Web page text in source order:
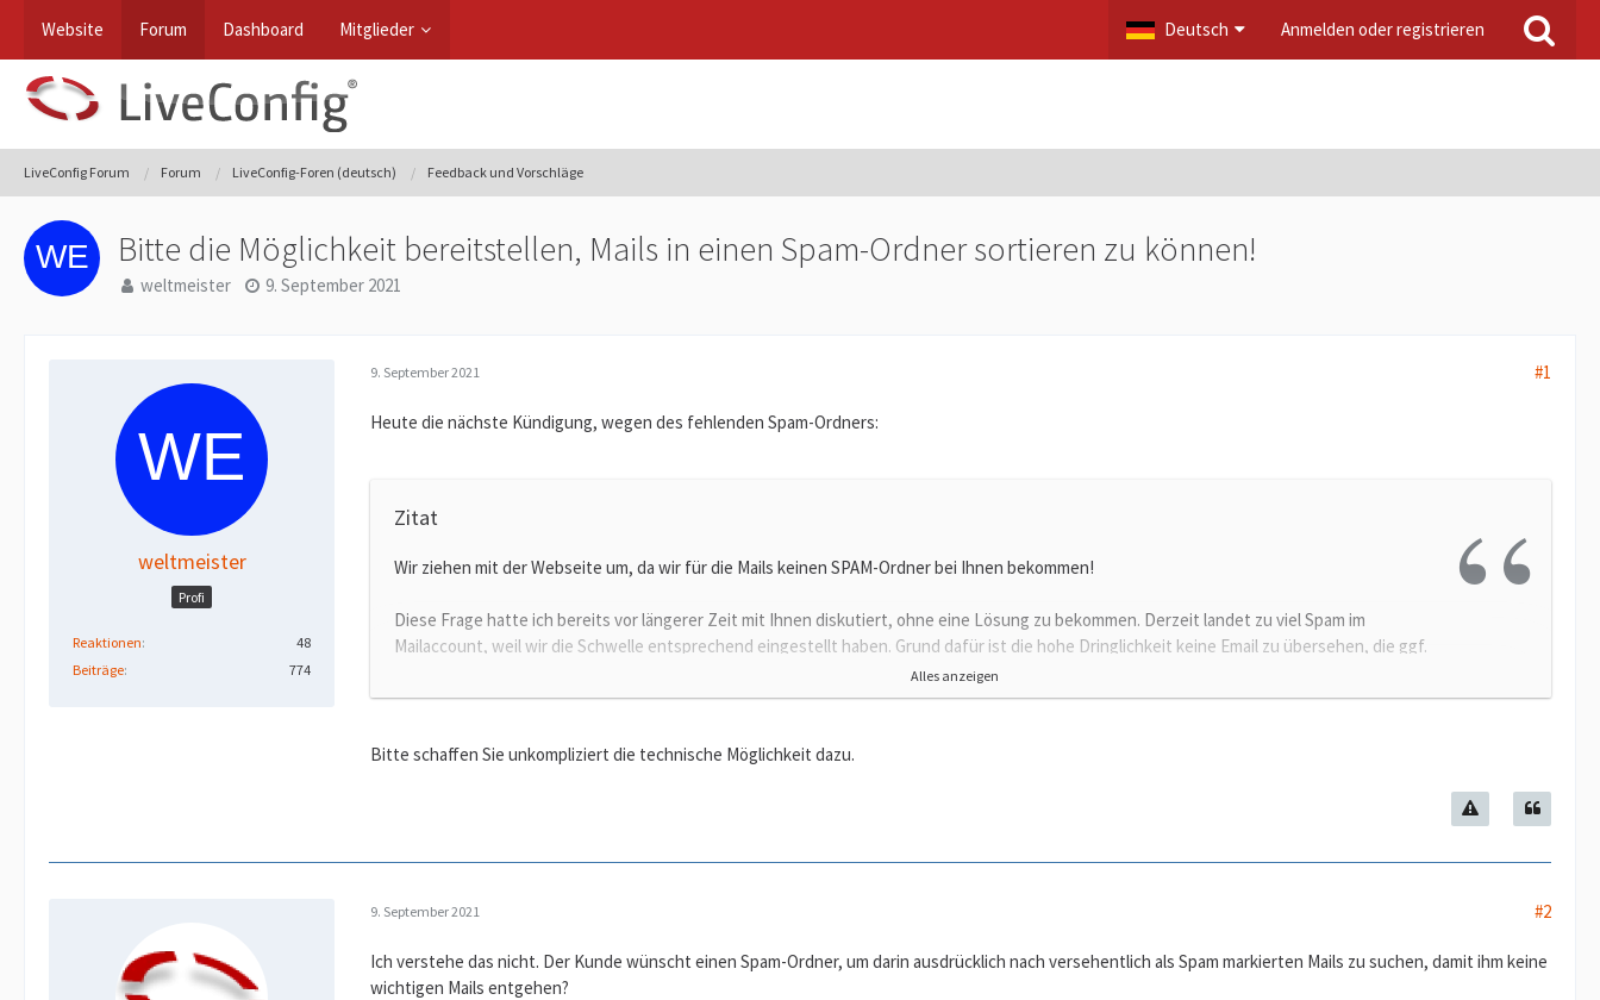
Website Forum Dashboard Mitglieder Deutsch Anmelden oder registrieren
LiveConfig Forum Forum LiveConfig-Foren (deutsch) Feedback und Vorschläge
Bitte die Möglichkeit bereitstellen, Mails in einen Spam-Ordner sortieren zu können!
weltmeister 9. September 2021
weltmeister
Profi
Reaktionen
48
Beiträge
774
9. September 2021 #1
Heute die nächste Kündigung, wegen des fehlenden Spam-Ordners:
Zitat
Wir ziehen mit der Webseite um, da wir für die Mails keinen SPAM-Ordner bei Ihnen bekommen!
Diese Frage hatte ich bereits vor längerer Zeit mit Ihnen diskutiert, ohne eine Lösung zu bekommen. Derzeit landet zu viel Spam im
Mailaccount, weil wir die Schwelle entsprechend eingestellt haben. Grund dafür ist die hohe Dringlichkeit keine Email zu übersehen, die ggf.
Ihrem System ohne Spamordner erfahren wir das ja nicht, wird der Auftrag einfach an jemand anderes vergeben. Das ist in der Branche so
Spamordners identifizieren kann.
Alles anzeigen
Bitte schaffen Sie unkompliziert die technische Möglichkeit dazu.
9. September 2021 #2
Ich verstehe das nicht. Der Kunde wünscht einen Spam-Ordner, um darin ausdrücklich nach versehentlich als Spam markierten Mails zu suchen, damit ihm keine
wichtigen Mails entgehen?